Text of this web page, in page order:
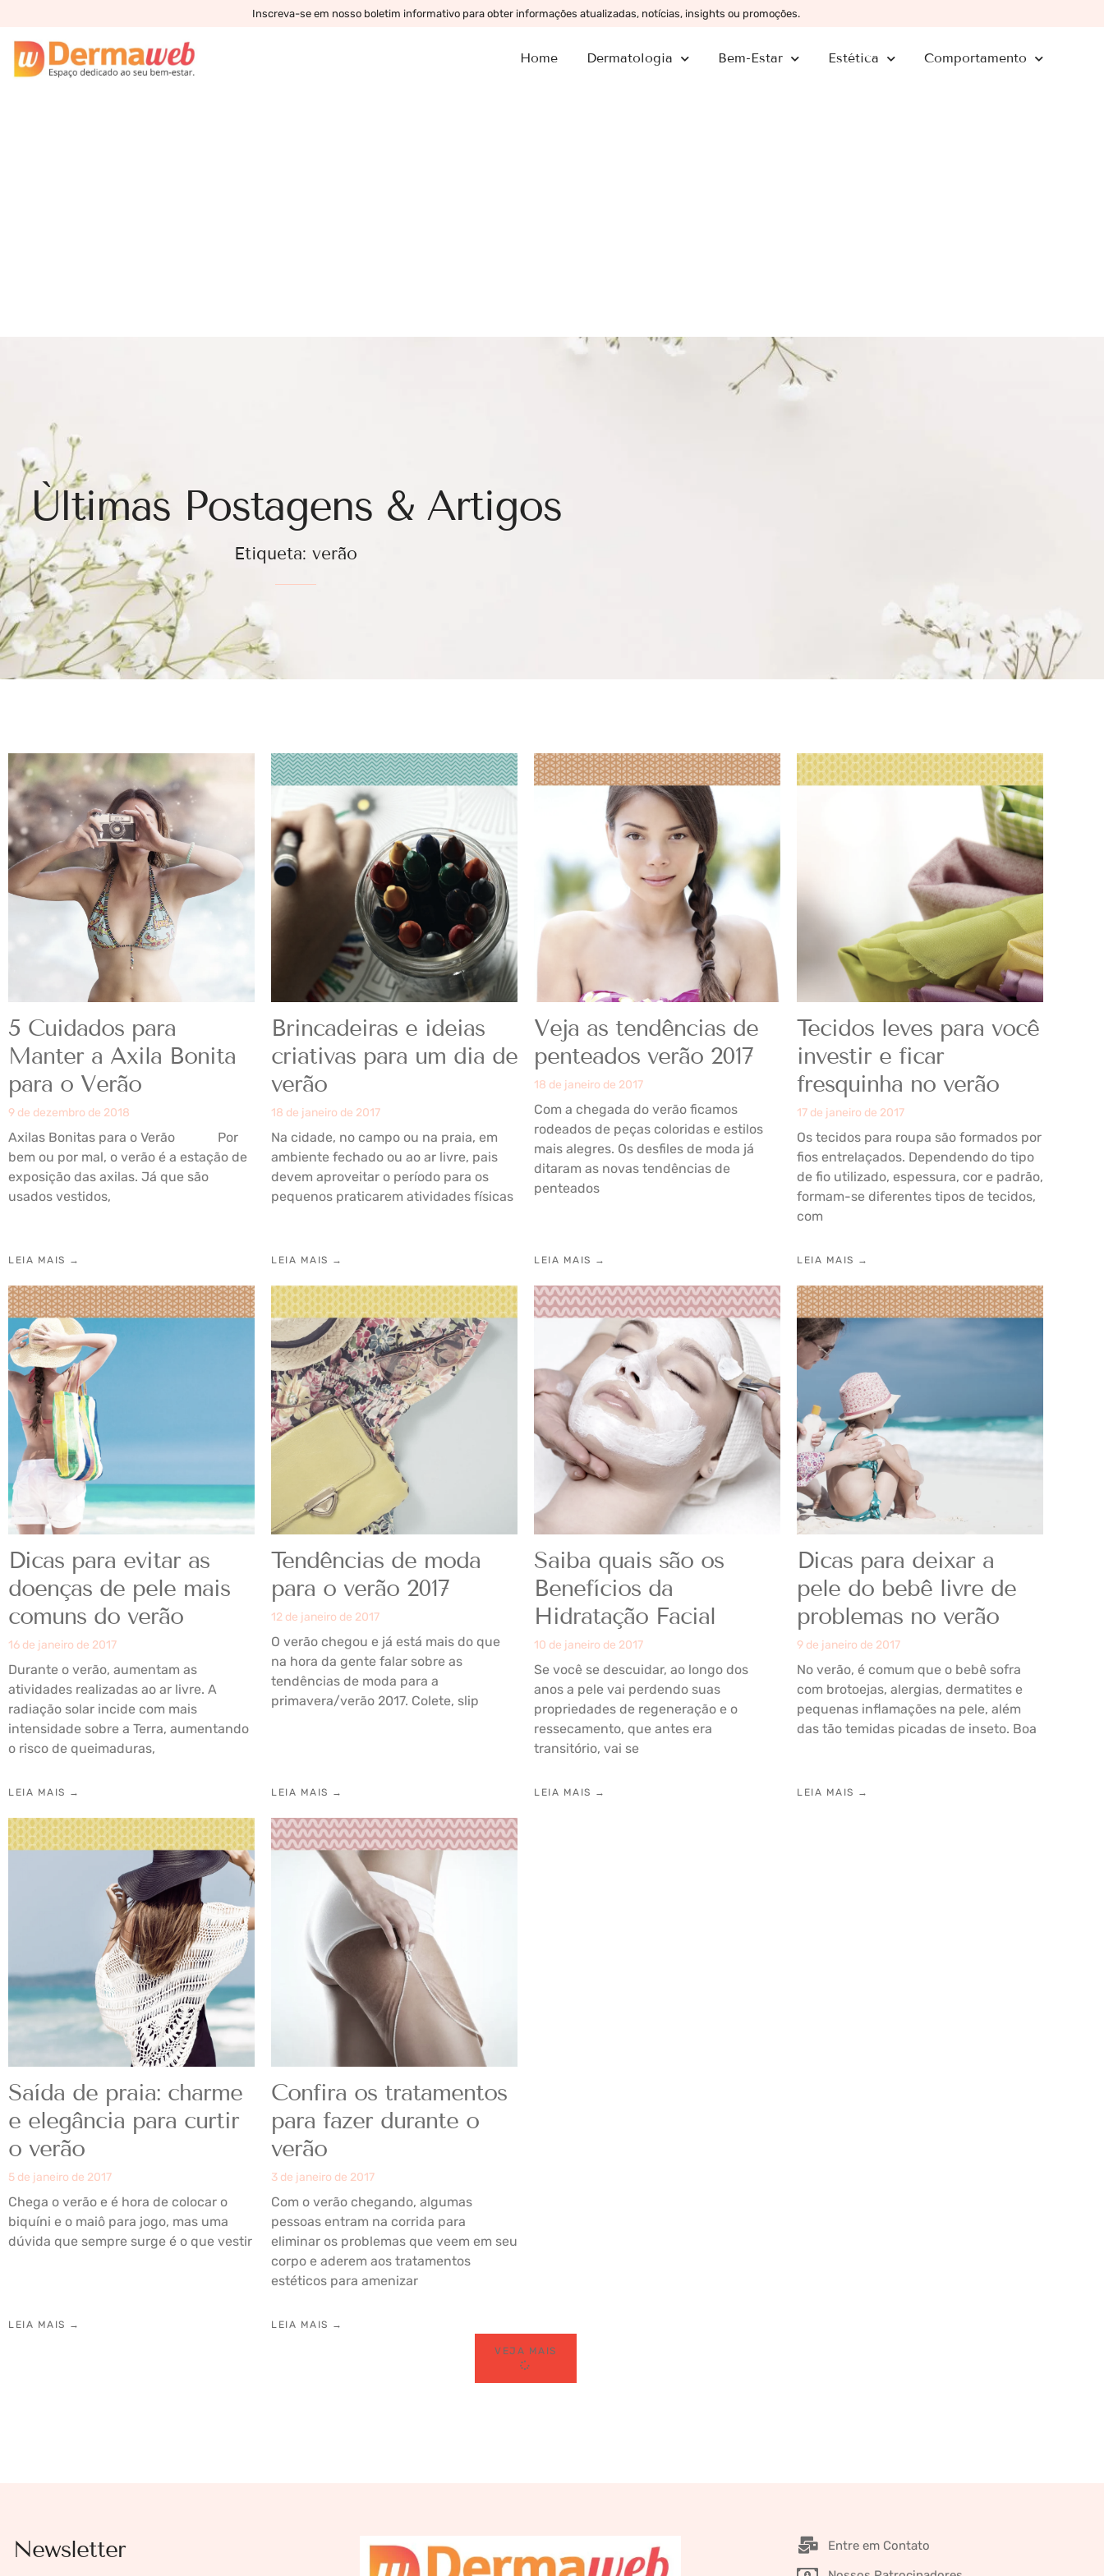
Inscreva-se em nosso boletim informativo para obter informações atualizadas, notícias, insights ou promoções.
Home Dermatologia Bem-Estar Estética Comportamento
Ùltimas Postagens & Artigos
Etiqueta: verão
5 Cuidados para
Manter a Axila Bonita
para o Verão
9 de dezembro de 2018
Axilas Bonitas para o Verão Por
bem ou por mal, o verão é a estação de
exposição das axilas. Já que são
usados vestidos,
LEIA MAIS →
Brincadeiras e ideias
criativas para um dia de
verão
18 de janeiro de 2017
Na cidade, no campo ou na praia, em
ambiente fechado ou ao ar livre, pais
devem aproveitar o período para os
pequenos praticarem atividades físicas
LEIA MAIS →
Veja as tendências de
penteados verão 2017
18 de janeiro de 2017
Com a chegada do verão ficamos
rodeados de peças coloridas e estilos
mais alegres. Os desfiles de moda já
ditaram as novas tendências de
penteados
LEIA MAIS →
Tecidos leves para você
investir e ficar
fresquinha no verão
17 de janeiro de 2017
Os tecidos para roupa são formados por
fios entrelaçados. Dependendo do tipo
de fio utilizado, espessura, cor e padrão,
formam-se diferentes tipos de tecidos,
com
LEIA MAIS →
Dicas para evitar as
doenças de pele mais
comuns do verão
16 de janeiro de 2017
Durante o verão, aumentam as
atividades realizadas ao ar livre. A
radiação solar incide com mais
intensidade sobre a Terra, aumentando
o risco de queimaduras,
LEIA MAIS →
Tendências de moda
para o verão 2017
12 de janeiro de 2017
O verão chegou e já está mais do que
na hora da gente falar sobre as
tendências de moda para a
primavera/verão 2017. Colete, slip
LEIA MAIS →
Saiba quais são os
Benefícios da
Hidratação Facial
10 de janeiro de 2017
Se você se descuidar, ao longo dos
anos a pele vai perdendo suas
propriedades de regeneração e o
ressecamento, que antes era
transitório, vai se
LEIA MAIS →
Dicas para deixar a
pele do bebê livre de
problemas no verão
9 de janeiro de 2017
No verão, é comum que o bebê sofra
com brotoejas, alergias, dermatites e
pequenas inflamações na pele, além
das tão temidas picadas de inseto. Boa
LEIA MAIS →
Saída de praia: charme
e elegância para curtir
o verão
5 de janeiro de 2017
Chega o verão e é hora de colocar o
biquíni e o maiô para jogo, mas uma
dúvida que sempre surge é o que vestir
LEIA MAIS →
Confira os tratamentos
para fazer durante o
verão
3 de janeiro de 2017
Com o verão chegando, algumas
pessoas entram na corrida para
eliminar os problemas que veem em seu
corpo e aderem aos tratamentos
estéticos para amenizar
LEIA MAIS →
VEJA MAIS
Newsletter
Entre em Contato